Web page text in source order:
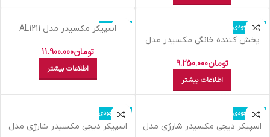
اتمام موجودی
پخش کننده خانگی مکسیدر مدل
تومان9.250.000
اطلاعات بیشتر
اتمام موجودی
اسپیکر مکسیدر مدل AL1211
تومان11.900.000
اطلاعات بیشتر
اتمام موجودی
اسپیکر دیجی مکسیدر شارژی مدل
اتمام موجودی
اسپیکر دیجی مکسیدر شارژی مدل